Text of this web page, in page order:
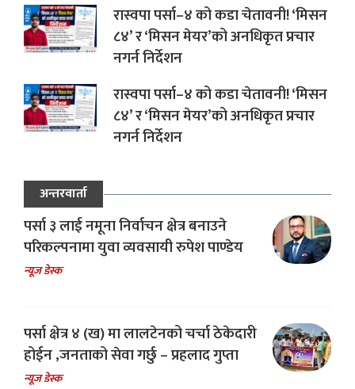
रास्वपा पर्सा–४ को कडा चेतावनी! ‘मिसन
८४’ र ‘मिसन मेयर’को अनधिकृत प्रचार
नगर्न निर्देशन
रास्वपा पर्सा–४ को कडा चेतावनी! ‘मिसन
८४’ र ‘मिसन मेयर’को अनधिकृत प्रचार
नगर्न निर्देशन
अन्तरवार्ता
पर्सा ३ लाई नमूना निर्वाचन क्षेत्र बनाउने
परिकल्पनामा युवा व्यवसायी रुपेश पाण्डेय
न्यूज डेस्क
पर्सा क्षेत्र ४ (ख) मा लालटेनको चर्चा ठेकेदारी
होईन ,जनताको सेवा गर्छु – प्रहलाद गुप्ता
न्यूज डेस्क